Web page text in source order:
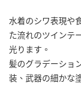
水着のシワ表現や
た流れのツインテ
光ります。
髪のグラデーショ
装、武器の細かな